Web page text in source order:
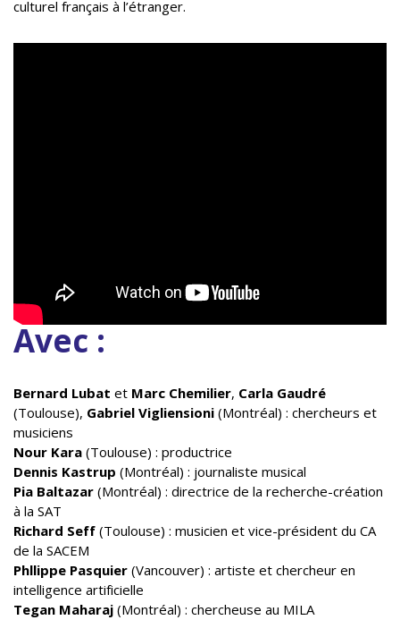
culturel français à l’étranger.
Avec :
Bernard Lubat et Marc Chemilier, Carla Gaudré
(Toulouse), Gabriel Vigliensioni (Montréal) : chercheurs et
musiciens
Nour Kara (Toulouse) : productrice
Dennis Kastrup (Montréal) : journaliste musical
Pia Baltazar (Montréal) : directrice de la recherche-création
à la SAT
Richard Seff (Toulouse) : musicien et vice-président du CA
de la SACEM
Phllippe Pasquier (Vancouver) : artiste et chercheur en
intelligence artificielle
Tegan Maharaj (Montréal) : chercheuse au MILA